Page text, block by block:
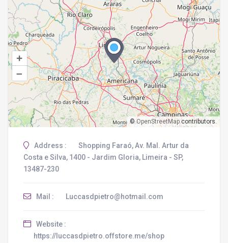
+
–
©OpenStreetMapcontributors.
Address :
Shopping Faraó, Av. Mal. Artur da
Costa e Silva, 1400 - Jardim Gloria, Limeira - SP,
13487-230
Mail : Luccasdpietro@hotmail.com
Website :
https://luccasdpietro.offstore.me/shop